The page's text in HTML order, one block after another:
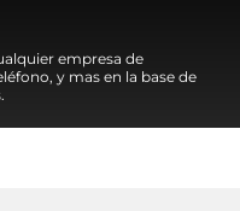
empresa de
y mas en la base de